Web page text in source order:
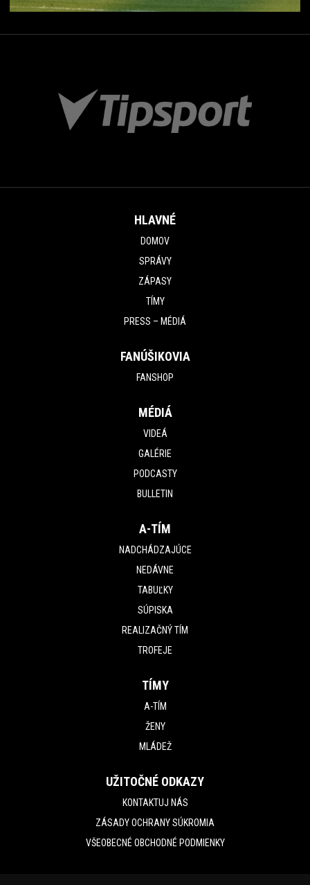
HLAVNÉ
DOMOV
SPRÁVY
ZÁPASY
TÍMY
PRESS – MÉDIÁ
FANÚŠIKOVIA
FANSHOP
MÉDIÁ
VIDEÁ
GALÉRIE
PODCASTY
BULLETIN
A-TÍM
NADCHÁDZAJÚCE
NEDÁVNE
TABUĽKY
SÚPISKA
REALIZAČNÝ TÍM
TROFEJE
TÍMY
A-TÍM
ŽENY
MLÁDEŽ
UŽITOČNÉ ODKAZY
KONTAKTUJ NÁS
ZÁSADY OCHRANY SÚKROMIA
VŠEOBECNÉ OBCHODNÉ PODMIENKY